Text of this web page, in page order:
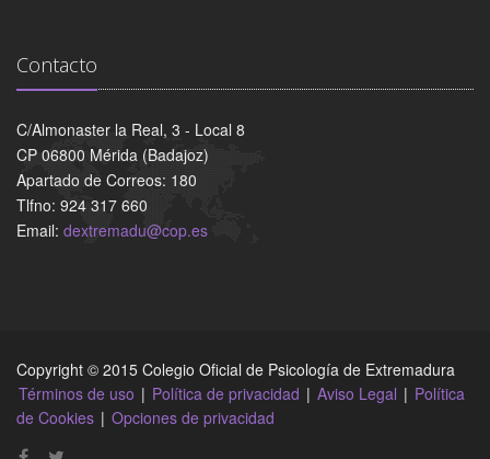
Contacto
C/Almonaster la Real, 3 - Local 8
CP 06800 Mérida (Badajoz)
Apartado de Correos: 180
Tlfno: 924 317 660
Email: dextremadu@cop.es
Copyright © 2015 Colegio Oficial de Psicología de Extremadura
Términos de uso | Política de privacidad | Aviso Legal | Política
de Cookies | Opciones de privacidad